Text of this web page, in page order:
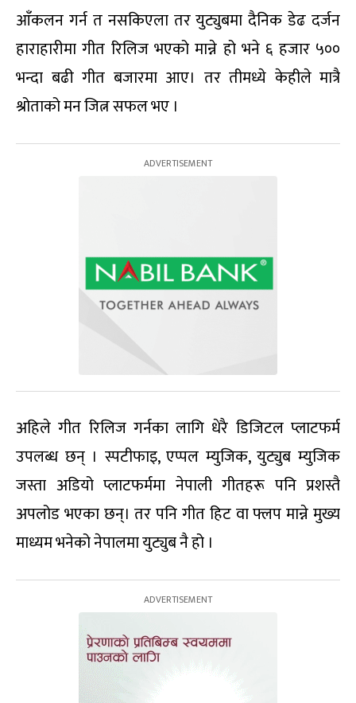
आँकलन गर्न त नसकिएला तर युट्युबमा दैनिक डेढ दर्जन
हाराहारीमा गीत रिलिज भएको मान्ने हो भने ६ हजार ५००
भन्दा बढी गीत बजारमा आए। तर तीमध्ये केहीले मात्रै
श्रोताको मन जित्न सफल भए ।
अहिले गीत रिलिज गर्नका लागि धेरै डिजिटल प्लाटफर्म
उपलब्ध छन् । स्पटीफाइ, एप्पल म्युजिक, युट्युब म्युजिक
जस्ता अडियो प्लाटफर्ममा नेपाली गीतहरू पनि प्रशस्तै
अपलोड भएका छन्। तर पनि गीत हिट वा फ्लप मान्ने मुख्य
माध्यम भनेको नेपालमा युट्युब नै हो ।